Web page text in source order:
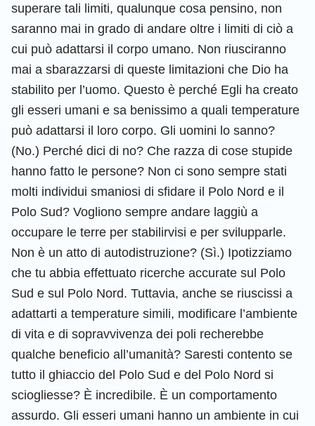
superare tali limiti, qualunque cosa pensino, non
saranno mai in grado di andare oltre i limiti di ciò a
cui può adattarsi il corpo umano. Non riusciranno
mai a sbarazzarsi di queste limitazioni che Dio ha
stabilito per l’uomo. Questo è perché Egli ha creato
gli esseri umani e sa benissimo a quali temperature
può adattarsi il loro corpo. Gli uomini lo sanno?
(No.) Perché dici di no? Che razza di cose stupide
hanno fatto le persone? Non ci sono sempre stati
molti individui smaniosi di sfidare il Polo Nord e il
Polo Sud? Vogliono sempre andare laggiù a
occupare le terre per stabilirvisi e per svilupparle.
Non è un atto di autodistruzione? (Sì.) Ipotizziamo
che tu abbia effettuato ricerche accurate sul Polo
Sud e sul Polo Nord. Tuttavia, anche se riuscissi a
adattarti a temperature simili, modificare l’ambiente
di vita e di sopravvivenza dei poli recherebbe
qualche beneficio all’umanità? Saresti contento se
tutto il ghiaccio del Polo Sud e del Polo Nord si
sciogliesse? È incredibile. È un comportamento
assurdo. Gli esseri umani hanno un ambiente in cui